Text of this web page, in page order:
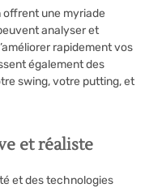
offrent une myriade
analyser et
rapidement vos
également des
swing, votre putting, et
et réaliste
et des technologies